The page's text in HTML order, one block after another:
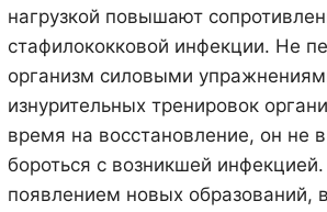
нагрузкой повышают
стафилококковой инфекции. Не
организм силовыми
изнурительных тренировок
время на восстановление, он не
бороться с возникшей
появлением новых образований,